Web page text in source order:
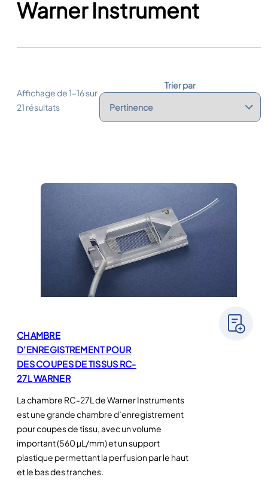
Warner Instrument
Affichage de 1–16 sur
21 résultats
Trier par
CHAMBRE
D’ENREGISTREMENT POUR
DES COUPES DE TISSUS RC-
27L WARNER
La chambre RC-27L de Warner Instruments
est une grande chambre d’enregistrement
pour coupes de tissu, avec un volume
important (560 µL/mm) et un support
plastique permettant la perfusion par le haut
et le bas des tranches.